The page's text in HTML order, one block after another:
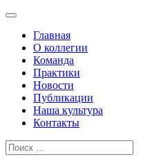
Главная
О коллегии
Команда
Практики
Новости
Публикации
Наша культура
Контакты